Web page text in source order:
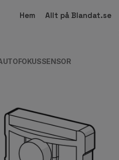
Hem Allt på Blandat.se